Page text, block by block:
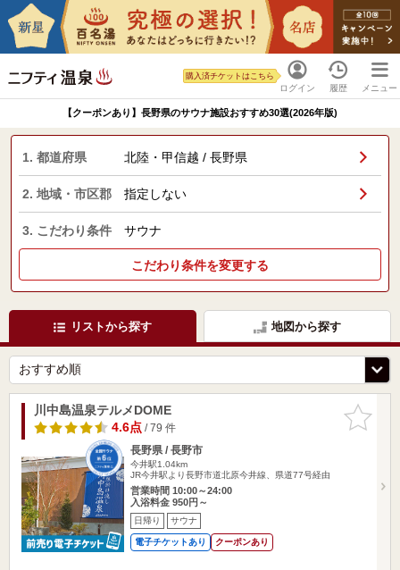
ログイン
購入済チケットはこちら
履歴 メニュー
【クーポンあり】長野県のサウナ施設おすすめ30選(2026年版)
1. 都道府県 北陸・甲信越 / 長野県
2. 地域・市区郡 指定しない
3. こだわり条件 サウナ
こだわり条件を変更する
リストから探す 地図から探す
お気に入
りに追加
川中島温泉テルメDOME
4.6点/ 79 件
長野県 / 長野市
今井駅1.04km
JR今井駅より長野市道北原今井線、県道77号経由
営業時間 10:00～24:00
入浴料金 950円～
日帰り サウナ
電子チケットあり クーポンあり